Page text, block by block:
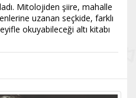
Mitolojiden şiire, mahalle
uzanan seçkide, farklı
okuyabileceği altı kitabı